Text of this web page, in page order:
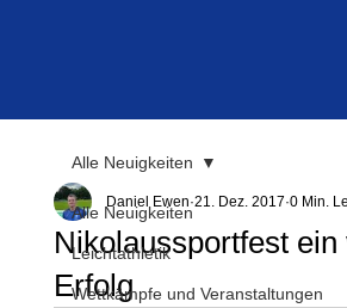
Alle Neuigkeiten
Leichtathletik
Wettkämpfe und Veranstaltungen
Alle Neuigkeiten
Nikolaussportfest ein
Erfolg
Daniel Ewen 21. Dez. 2017 0 Min.